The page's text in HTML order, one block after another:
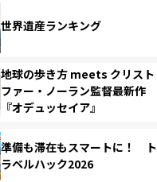
世界遺産ランキング
地球の歩き方 meets クリスト
ファー・ノーラン監督最新作
『オデュッセイア』
準備も滞在もスマートに！ ト
ラベルハック2026